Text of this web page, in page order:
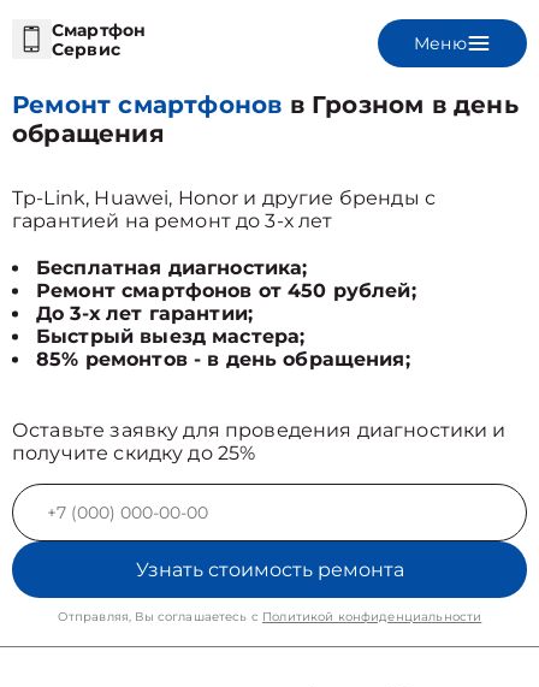
Смартфон
Сервис
Меню
Ремонт смартфонов в Грозном в день
обращения
Tp-Link, Huawei, Honor и другие бренды с
гарантией на ремонт до 3-х лет
Бесплатная диагностика;
Ремонт смартфонов от 450 рублей;
До 3-х лет гарантии;
Быстрый выезд мастера;
85% ремонтов - в день обращения;
Оставьте заявку для проведения диагностики и
получите скидку до 25%
Узнать стоимость ремонта
Отправляя, Вы соглашаетесь с Политикой конфиденциальности